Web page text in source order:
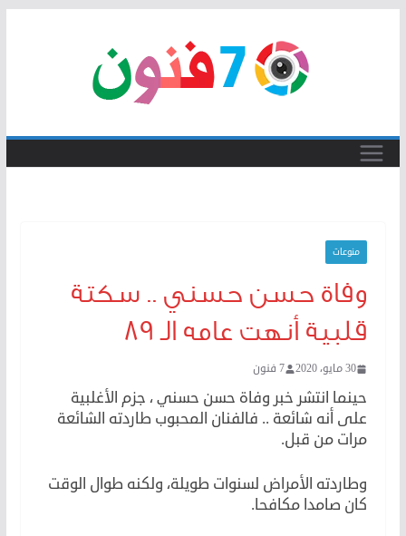
منوعات
وفاة حسن حسني .. سكتة
قلبية أنهت عامه الـ 89
30 مايو، 2020 7 فنون
حينما انتشر خبر وفاة حسن حسني ، جزم الأغلبية
على أنه شائعة .. فالفنان المحبوب طاردته الشائعة
مرات من قبل.
وطاردته الأمراض لسنوات طويلة، ولكنه طوال الوقت
كان صامدا مكافحا.